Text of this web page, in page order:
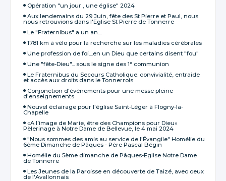
Opération "un jour , une église" 2024
Aux lendemains du 29 Juin, fête des St Pierre et Paul, nous
nous retrouvions dans l'Eglise St Pierre de Tonnerre
Le "Fraternibus" a un an....
1781 km à vélo pour la recherche sur les maladies cérébrales
Une profession de foi....en un Dieu que certains disent "fou"
Une "fête-Dieu"... sous le signe des 1° communion
Le Fraternibus du Secours Catholique: convivialité, entraide
et accès aux droits dans le Tonnerrois
Conjonction d'évènements pour une messe pleine
d'enseignements
Nouvel éclairage pour l'église Saint-Léger à Flogny-la-
Chapelle
«A l’image de Marie, être des Champions pour Dieu»
Pèlerinage à Notre Dame de Bellevue, le 4 mai 2024
"Nous sommes des amis au service de l'Évangile" Homélie du
6ème Dimanche de Pâques - Père Pascal Bégin
Homélie du 5ème dimanche de Pâques-Eglise Notre Dame
de Tonnerre
Les Jeunes de la Paroisse en découverte de Taizé, avec ceux
de l'Avallonnais